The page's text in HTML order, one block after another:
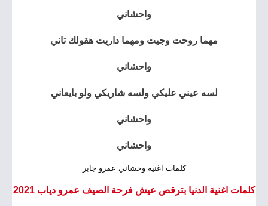
واحشاني
مهما روحت وجيت ومهما داريت هقولك تاني
واحشاني
لسه عيني عليكي ولسه شاريكي ولو بايعاني
واحشاني
واحشاني
كلمات اغنية وحشاني عمرو جابر
كلمات اغنية الدنيا بترقص عيش فرحة الصيف عمرو دياب 2021